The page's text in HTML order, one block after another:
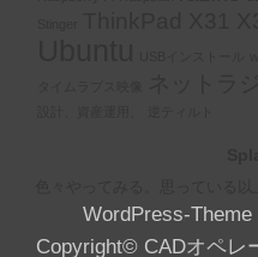
WordPress-Theme
Copyright© CADオペレ